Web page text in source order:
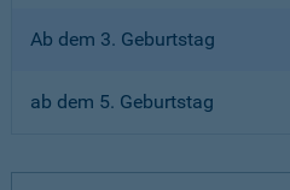
Ab dem 3. Geburtstag
ab dem 5. Geburtstag